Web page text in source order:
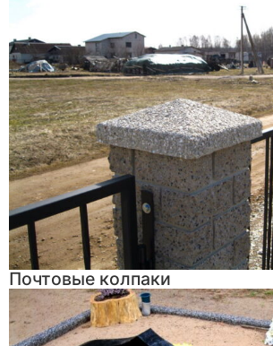
Почтовые колпаки